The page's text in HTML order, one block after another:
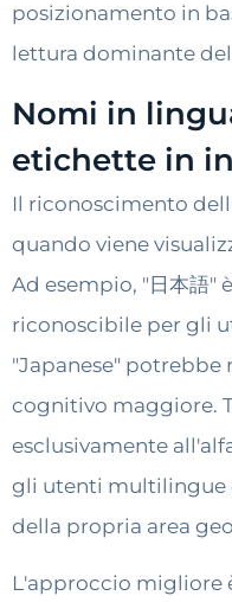
posizionamento in
lettura dominante
Nomi in
etichette in
Il riconoscimento
quando viene
Ad esempio, "日本語
riconoscibile per gli
"Japanese" potrebbe
cognitivo maggiore.
esclusivamente
gli utenti multilingue
della propria area
L'approccio migliore